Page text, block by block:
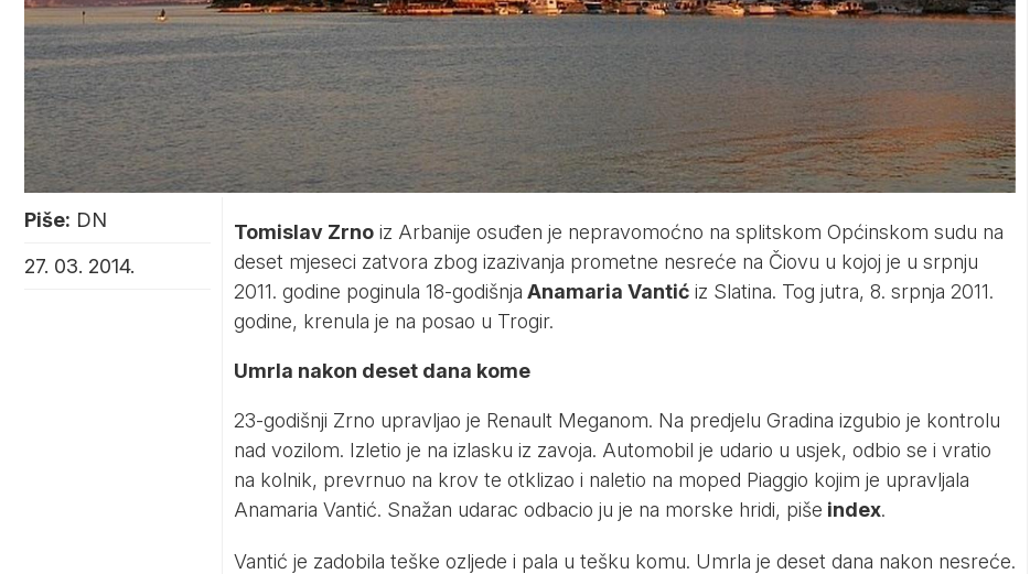
Piše: DN
27. 03. 2014.
Tomislav Zrnoiz Arbanije osuđen je nepravomoćno na splitskom Općinskom sudu na
deset mjeseci zatvora zbog izazivanja prometne nesreće na Čiovu u kojoj je u srpnju
2011. godine poginula 18-godišnja Anamaria Vantićiz Slatina. Tog jutra, 8. srpnja 2011.
godine, krenula je na posao u Trogir.
Umrla nakon deset dana kome
23-godišnji Zrno upravljao je Renault Meganom. Na predjelu Gradina izgubio je kontrolu
nad vozilom. Izletio je na izlasku iz zavoja. Automobil je udario u usjek, odbio se i vratio
na kolnik, prevrnuo na krov te otklizao i naletio na moped Piaggio kojim je upravljala
Anamaria Vantić. Snažan udarac odbacio ju je na morske hridi, piše index.
Vantić je zadobila teške ozljede i pala u tešku komu. Umrla je deset dana nakon nesreće.